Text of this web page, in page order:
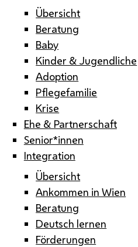
Übersicht
Beratung
Baby
Kinder & Jugendliche
Adoption
Pflegefamilie
Krise
Ehe & Partnerschaft
Senior*innen
Integration
Übersicht
Ankommen in Wien
Beratung
Deutsch lernen
Förderungen